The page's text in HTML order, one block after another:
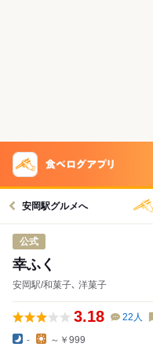
安岡駅グルメへ
公式
幸ふく
安岡駅/和菓子､ 洋菓子
3.18 22 人
-
～￥999